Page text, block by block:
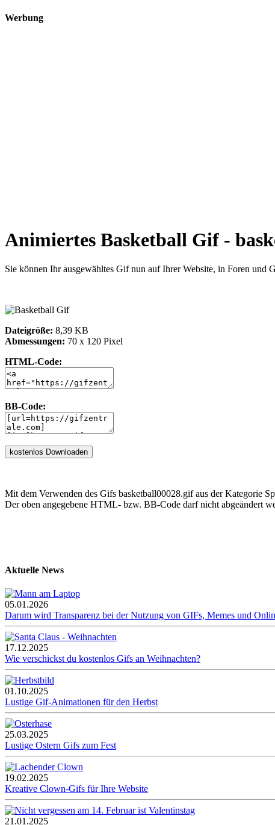
Werbung
Animiertes Basketball Gif -
Sie können Ihr ausgewähltes Gif nun auf Ihrer Website, in Foren und
Dateigröße: 8,39 KB
Abmessungen: 70 x 120 Pixel
HTML-Code:
BB-Code:
Mit dem Verwenden des Gifs basketball00028.gif aus der Kategorie
Der oben angegebene HTML- bzw. BB-Code darf nicht abgeändert
Aktuelle News
05.01.2026
Darum wird Transparenz bei der Nutzung von GIFs, Memes und
17.12.2025
Wie verschickst du kostenlos Gifs an Weihnachten?
01.10.2025
Lustige Gif-Animationen für den Herbst
25.03.2025
Lustige Ostern Gifs zum Fest
19.02.2025
Kreative Clown-Gifs für Ihre Website
21.01.2025